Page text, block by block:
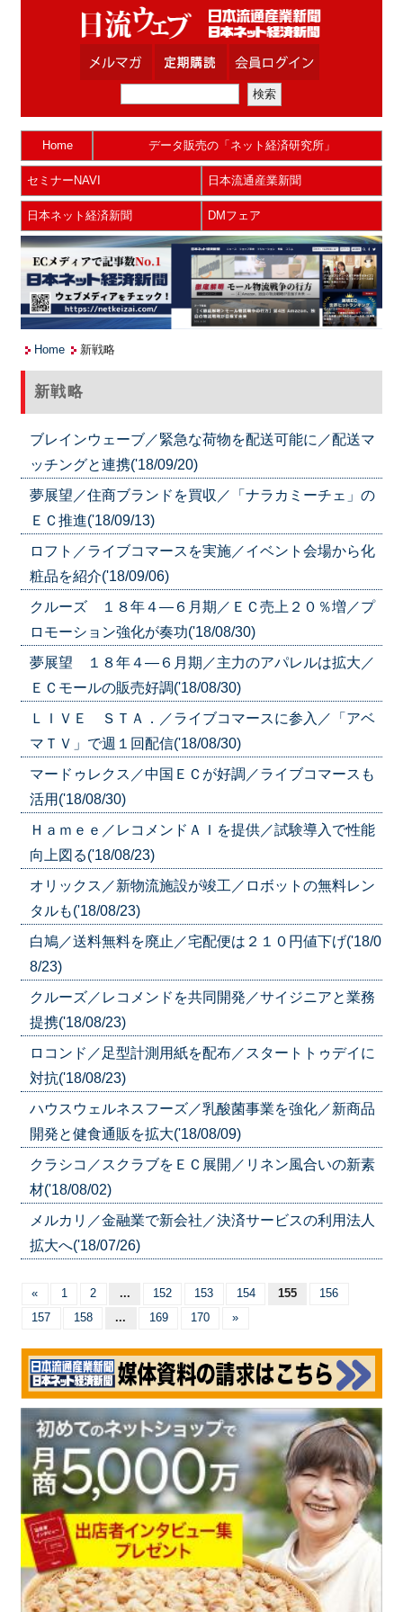
Home データ販売の「ネット経済研究所」
セミナーNAVI 日本流通産業新聞
日本ネット経済新聞 DMフェア
Home 新戦略
新戦略
ブレインウェーブ／緊急な荷物を配送可能に／配送マ
ッチングと連携('18/09/20)
夢展望／住商ブランドを買収／「ナラカミーチェ」の
ＥＣ推進('18/09/13)
ロフト／ライブコマースを実施／イベント会場から化
粧品を紹介('18/09/06)
クルーズ １８年４―６月期／ＥＣ売上２０％増／プ
ロモーション強化が奏功('18/08/30)
夢展望 １８年４―６月期／主力のアパレルは拡大／
ＥＣモールの販売好調('18/08/30)
ＬＩＶＥ ＳＴＡ．／ライブコマースに参入／「アベ
マＴＶ」で週１回配信('18/08/30)
マードゥレクス／中国ＥＣが好調／ライブコマースも
活用('18/08/30)
Ｈａｍｅｅ／レコメンドＡＩを提供／試験導入で性能
向上図る('18/08/23)
オリックス／新物流施設が竣工／ロボットの無料レン
タルも('18/08/23)
白鳩／送料無料を廃止／宅配便は２１０円値下げ('18/0
8/23)
クルーズ／レコメンドを共同開発／サイジニアと業務
提携('18/08/23)
ロコンド／足型計測用紙を配布／スタートトゥデイに
対抗('18/08/23)
ハウスウェルネスフーズ／乳酸菌事業を強化／新商品
開発と健食通販を拡大('18/08/09)
クラシコ／スクラブをＥＣ展開／リネン風合いの新素
材('18/08/02)
メルカリ／金融業で新会社／決済サービスの利用法人
拡大へ('18/07/26)
« 1 2 ... 152 153 154 155
156
157
158 ... 169 170 »